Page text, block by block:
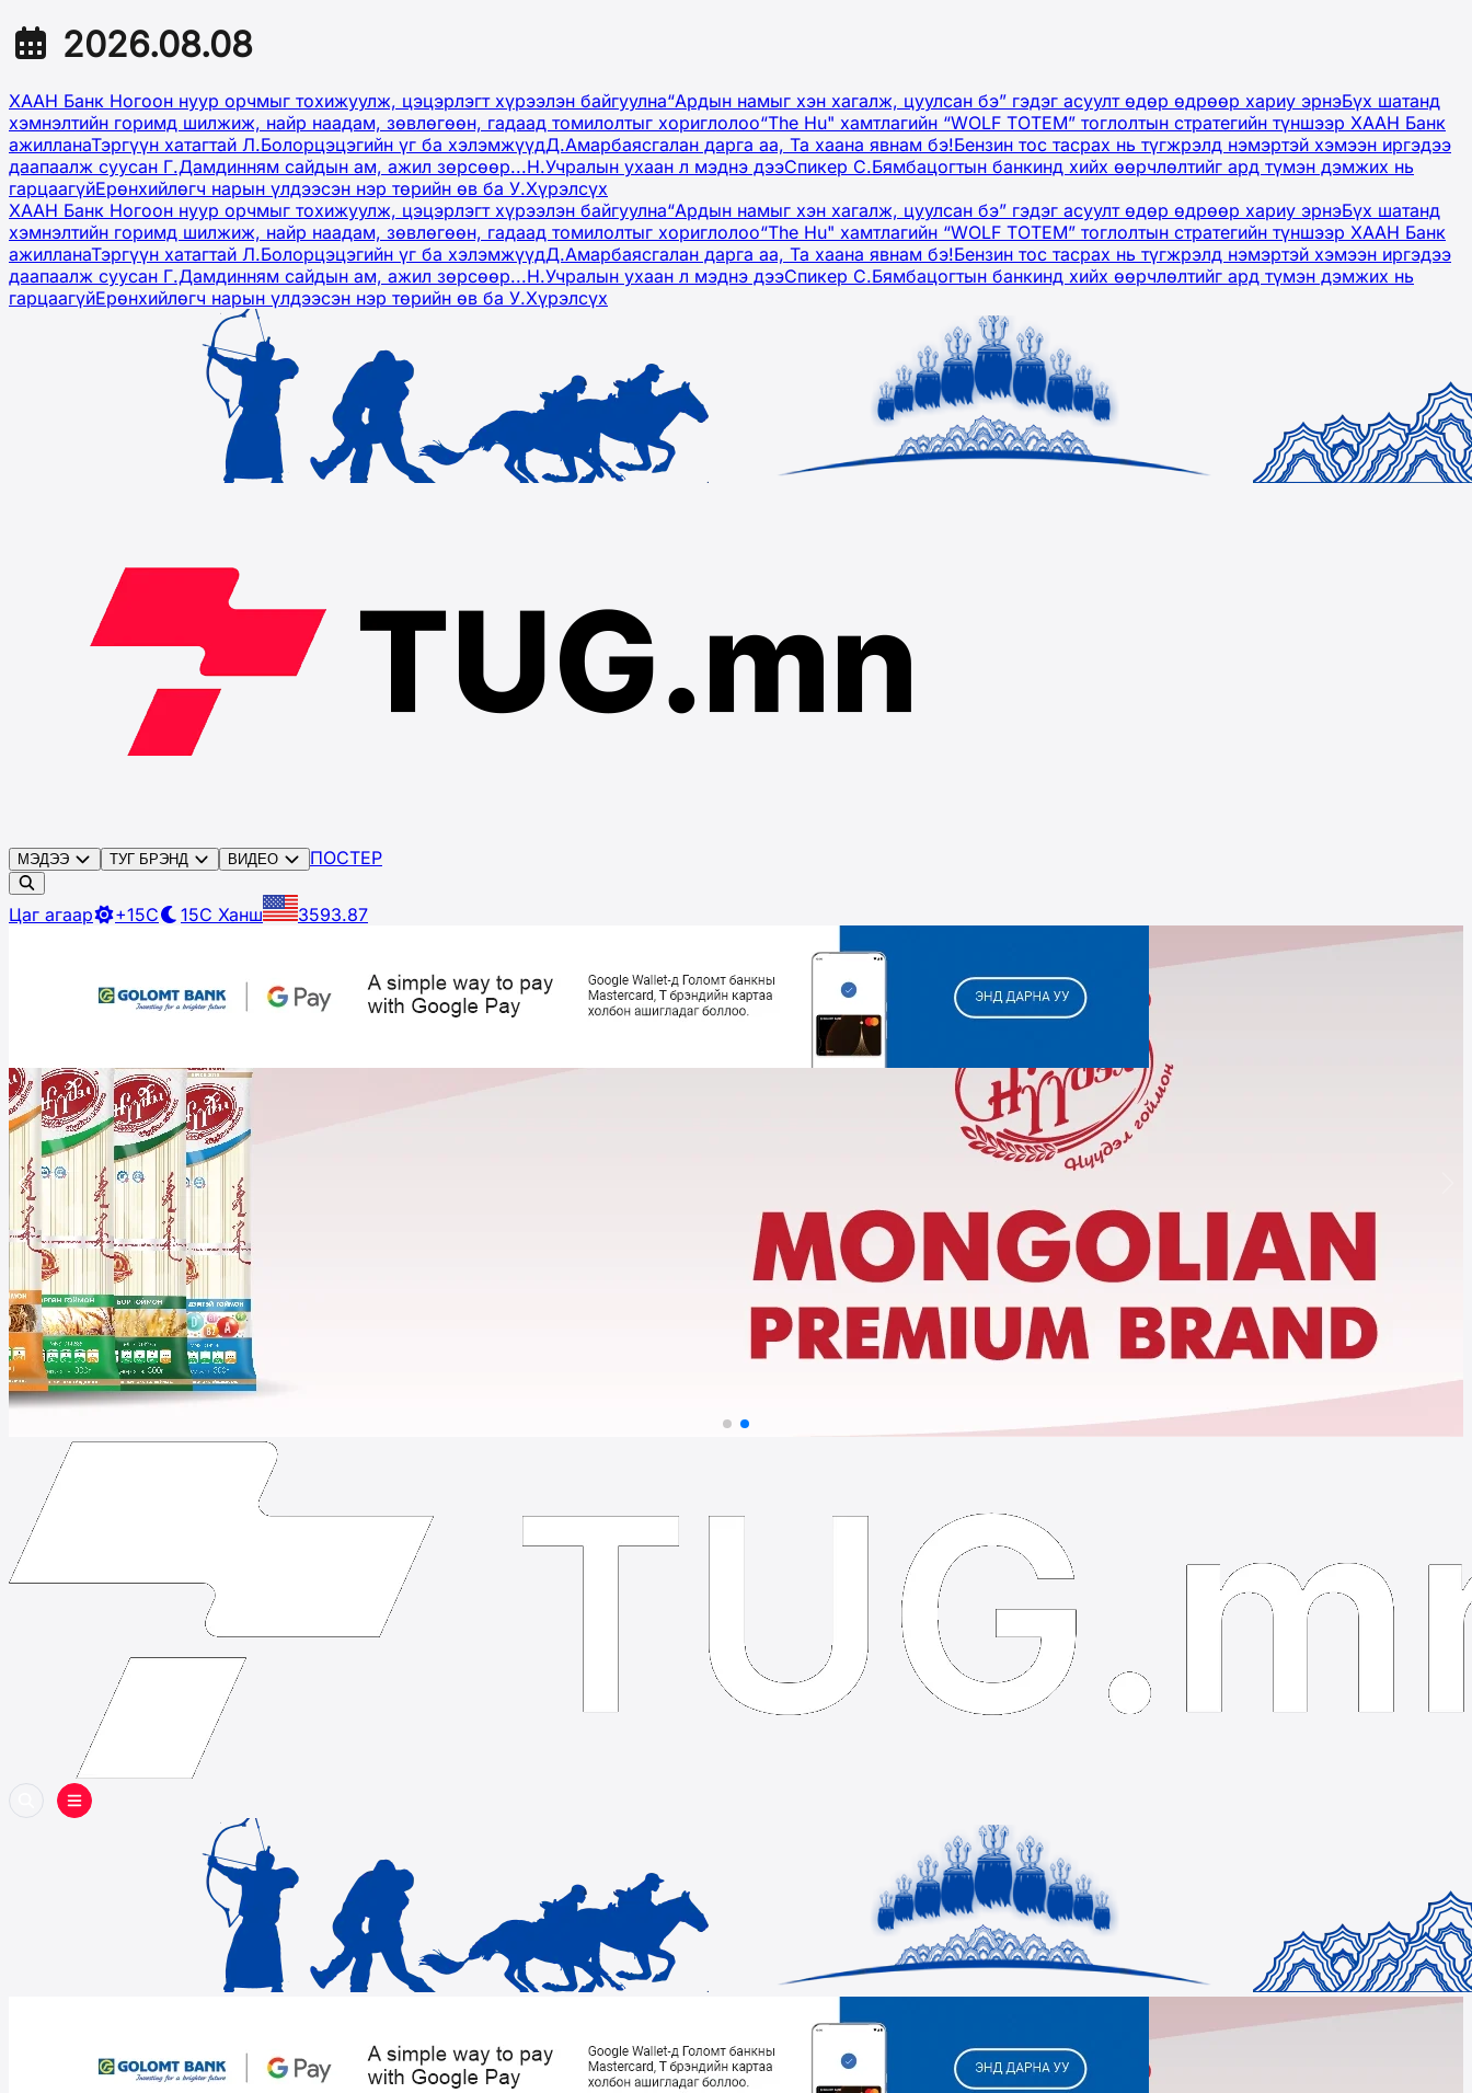
2026.08.08
ХААН Банк Ногоон нуур орчмыг тохижуулж, цэцэрлэгт хүрээлэн байгуулна“Ардын намыг хэн хагалж, цуулсан бэ” гэдэг асуулт өдөр өдрөөр хариу эрнэБүх шатанд
хэмнэлтийн горимд шилжиж, найр наадам, зөвлөгөөн, гадаад томилолтыг хориглолоо“The Hu" хамтлагийн “WOLF TOTEM” тоглолтын стратегийн түншээр ХААН Банк
ажилланаТэргүүн хатагтай Л.Болорцэцэгийн үг ба хэлэмжүүдД.Амарбаясгалан дарга аа, Та хаана явнам бэ!Бензин тос тасрах нь түгжрэлд нэмэртэй хэмээн иргэдээ
даапаалж суусан Г.Дамдинням сайдын ам, ажил зөрсөөр...Н.Учралын ухаан л мэднэ дээСпикер С.Бямбацогтын банкинд хийх өөрчлөлтийг ард түмэн дэмжих нь
гарцаагүйЕрөнхийлөгч нарын үлдээсэн нэр төрийн өв ба У.Хүрэлсүх
ХААН Банк Ногоон нуур орчмыг тохижуулж, цэцэрлэгт хүрээлэн байгуулна“Ардын намыг хэн хагалж, цуулсан бэ” гэдэг асуулт өдөр өдрөөр хариу эрнэБүх шатанд
хэмнэлтийн горимд шилжиж, найр наадам, зөвлөгөөн, гадаад томилолтыг хориглолоо“The Hu" хамтлагийн “WOLF TOTEM” тоглолтын стратегийн түншээр ХААН Банк
ажилланаТэргүүн хатагтай Л.Болорцэцэгийн үг ба хэлэмжүүдД.Амарбаясгалан дарга аа, Та хаана явнам бэ!Бензин тос тасрах нь түгжрэлд нэмэртэй хэмээн иргэдээ
даапаалж суусан Г.Дамдинням сайдын ам, ажил зөрсөөр...Н.Учралын ухаан л мэднэ дээСпикер С.Бямбацогтын банкинд хийх өөрчлөлтийг ард түмэн дэмжих нь
гарцаагүйЕрөнхийлөгч нарын үлдээсэн нэр төрийн өв ба У.Хүрэлсүх
МЭДЭЭ ТУГ БРЭНД ВИДЕО ПОСТЕР
Цаг агаар +15C 15C Ханш 3593.87